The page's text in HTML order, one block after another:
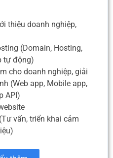
thiệu doanh nghiệp,
(Domain, Hosting,
tự động)
cho doanh nghiệp, giải
(Web app, Mobile app,
API)
vấn, triển khai cảm